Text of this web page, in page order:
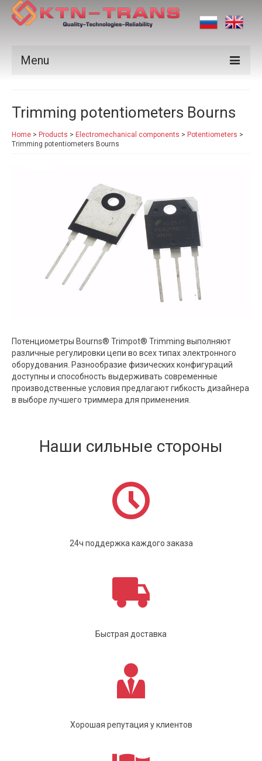
Menu
Vendors
Applications
Trimming potentiometers Bourns
Home > Products > Electromechanical components > Potentiometers >
Trimming potentiometers Bourns
Потенциометры Bourns® Trimpot® Trimming выполняют
различные регулировки цепи во всех типах электронного
оборудования. Разнообразие физических конфигураций
доступны и способность выдерживать современные
производственные условия предлагают гибкость дизайнера
в выборе лучшего триммера для применения.
Наши сильные стороны
24ч поддержка каждого заказа
Быстрая доставка
Хорошая репутация у клиентов